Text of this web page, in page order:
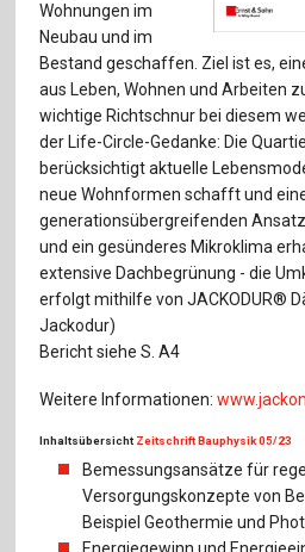
Wohnungen im
Neubau und im
Bestand geschaffen. Ziel ist es,
aus Leben, Wohnen und Arbeiten
wichtige Richtschnur bei diesem
der Life-Circle-Gedanke: Die
berücksichtigt aktuelle
neue Wohnformen schafft und
generationsübergreifenden
und ein gesünderes Mikroklima
extensive Dachbegrünung - die
erfolgt mithilfe von JACKODUR®
Jackodur)
Bericht siehe S. A4
Weitere Informationen:
Inhaltsübersicht Zeitschrift Bauphysik 05/23
Bemessungsansätze für
Versorgungskonzepte von
Beispiel Geothermie und